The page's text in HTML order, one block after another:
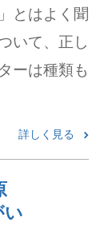
とはよく聞
いて、正し
ーは種類も
詳しく見る
い